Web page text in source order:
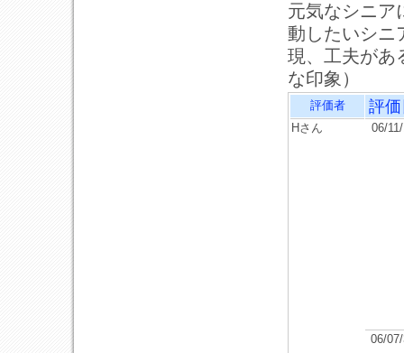
元気なシニア
動したいシニ
現、工夫があ
な印象）
評価者 評
Hさん 06/
06/